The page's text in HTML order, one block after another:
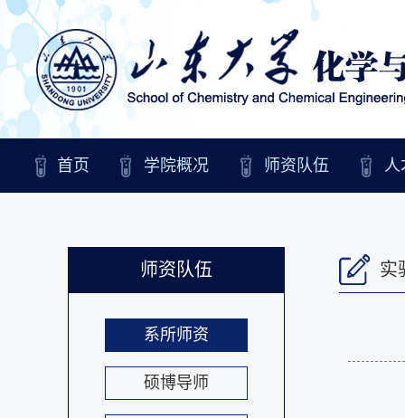
首页 学院概况 师资队伍 人
师资队伍
系所师资
硕博导师
实